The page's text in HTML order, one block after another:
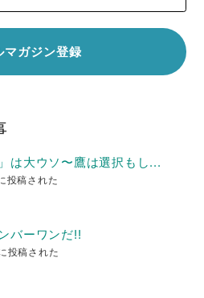
は大ウソ〜鷹は選択もし...
投稿された
バーワンだ!!
投稿された